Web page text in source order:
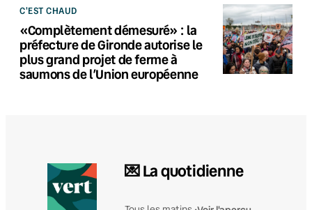
C'EST CHAUD
«Complètement démesuré» : la
préfecture de Gironde autorise le
plus grand projet de ferme à
saumons de l’Union européenne
💌 La quotidienne